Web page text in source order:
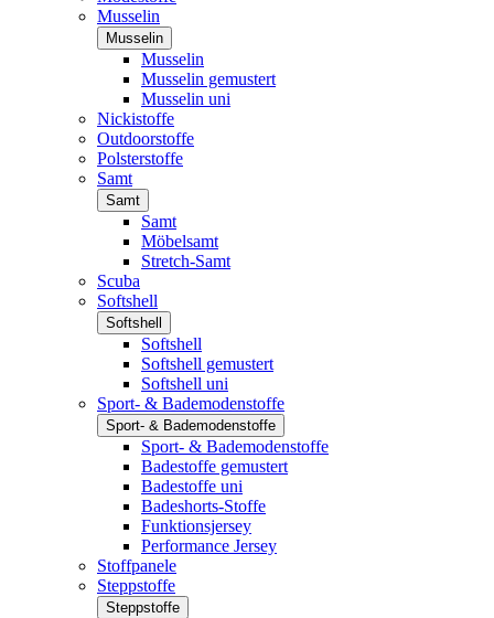
Musselin
Musselin
Musselin
Musselin gemustert
Musselin uni
Nickistoffe
Outdoorstoffe
Polsterstoffe
Samt
Samt
Samt
Möbelsamt
Stretch-Samt
Scuba
Softshell
Softshell
Softshell
Softshell gemustert
Softshell uni
Sport- & Bademodenstoffe
Sport- & Bademodenstoffe
Sport- & Bademodenstoffe
Badestoffe gemustert
Badestoffe uni
Badeshorts-Stoffe
Funktionsjersey
Performance Jersey
Stoffpanele
Steppstoffe
Steppstoffe